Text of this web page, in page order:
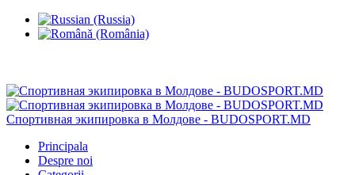
Спортивная экипировка в Молдове - BUDOSPORT.MD
Principala
Despre noi